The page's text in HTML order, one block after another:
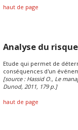
haut de page
Analyse du
Etude qui permet de
conséquences d'un
[source : Hassid O., Le
Dunod, 2011, 179 p.]
haut de page